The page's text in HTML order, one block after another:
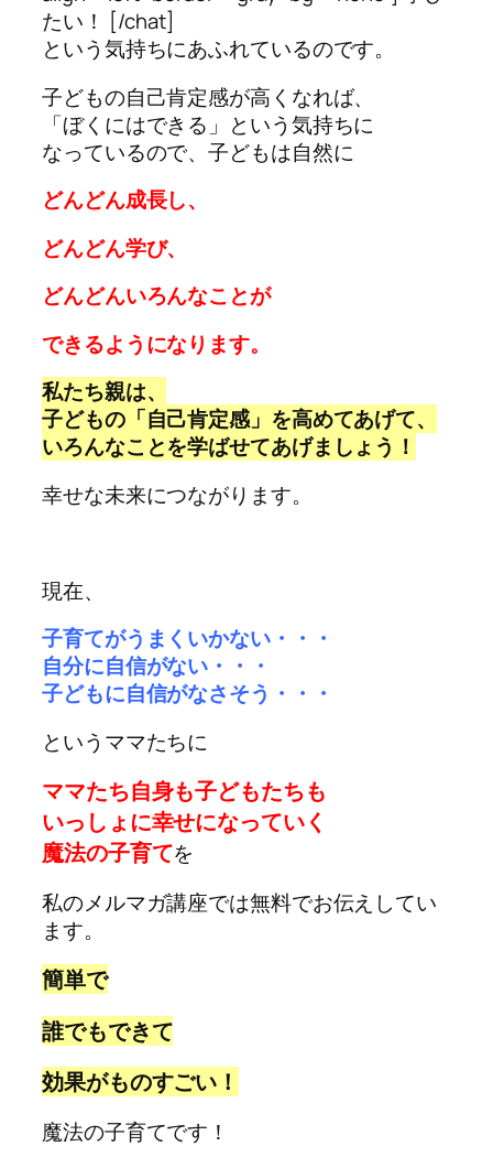
たい！ [/chat]
という気持ちにあふれているのです。
子どもの自己肯定感が高くなれば、
「ぼくにはできる」という気持ちに
なっているので、子どもは自然に
どんどん成長し、
どんどん学び、
どんどんいろんなことが
できるようになります。
私たち親は、
子どもの「自己肯定感」を高めてあげて、
いろんなことを学ばせてあげましょう！
幸せな未来につながります。
現在、
子育てがうまくいかない・・・
自分に自信がない・・・
子どもに自信がなさそう・・・
というママたちに
ママたち自身も子どもたちも
いっしょに幸せになっていく
魔法の子育てを
私のメルマガ講座では無料でお伝えしてい
ます。
簡単で
誰でもできて
効果がものすごい！
魔法の子育てです！